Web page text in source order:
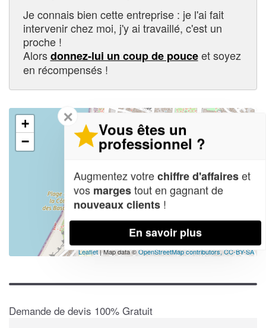
Je connais bien cette entreprise : je l'ai fait
intervenir chez moi, j'y ai travaillé, c'est un
proche !
Alorsdonnez-lui un coup de pouceet soyez
en récompensés !
+
−
Leaflet| Map data ©OpenStreetMap contributors,CC-BY-SA
Demande de devis 100% Gratuit
✕
Vous êtes un
professionnel ?
Augmentez votrechiffre d'affaireset
vos margestout en gagnant de
nouveaux clients !
En savoir plus